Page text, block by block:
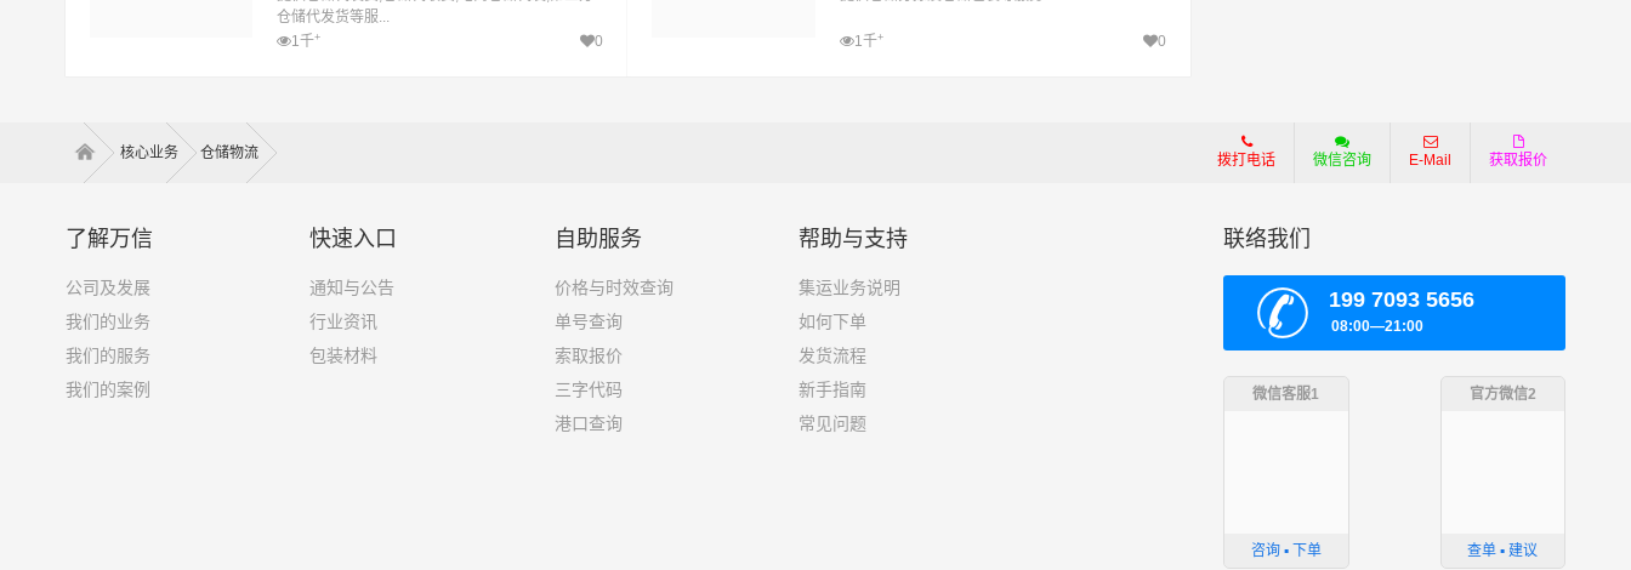
仓储代发货等服...
1千+ 0 1千+ 0
核心业务 仓储物流 拨打电话 微信咨询 E-Mail 获取报价
了解万信
公司及发展
我们的业务
我们的服务
我们的案例
快速入口
通知与公告
行业资讯
包装材料
自助服务
价格与时效查询
单号查询
索取报价
三字代码
港口查询
帮助与支持
集运业务说明
如何下单
发货流程
新手指南
常见问题
联络我们
199 7093 5656
08:00—21:00
微信客服1
咨询 ▪ 下单
官方微信2
查单 ▪ 建议